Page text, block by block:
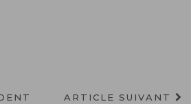
ARTICLE SUIVANT